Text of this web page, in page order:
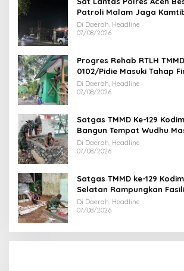
Patroli Malam Jaga
Kelancaran Lalu Lintas
Di Daerah, Headline
07/08/2026
Progres Rehab RTLH
0102/Pidie Masuki Tahap
Di Daerah, Headline
07/08/2026
Satgas TMMD Ke-129
Bangun Tempat Wudhu
Di Daerah, Headline
07/08/2026
Satgas TMMD ke-129
Selatan Rampungkan
Tapak Tower Mulai
Di Daerah, Headline
07/08/2026